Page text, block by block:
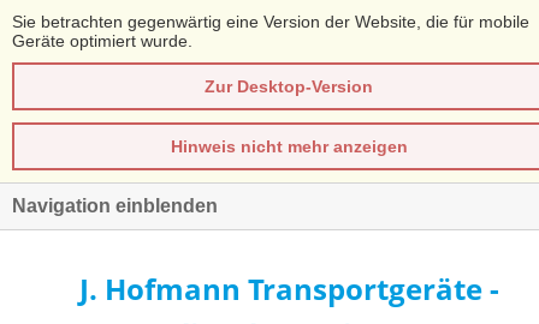
Sie betrachten gegenwärtig eine Version der Website, die für mobile
Geräte optimiert wurde.
Zur Desktop-Version
Hinweis nicht mehr anzeigen
Navigation einblenden
J. Hofmann Transportgeräte -